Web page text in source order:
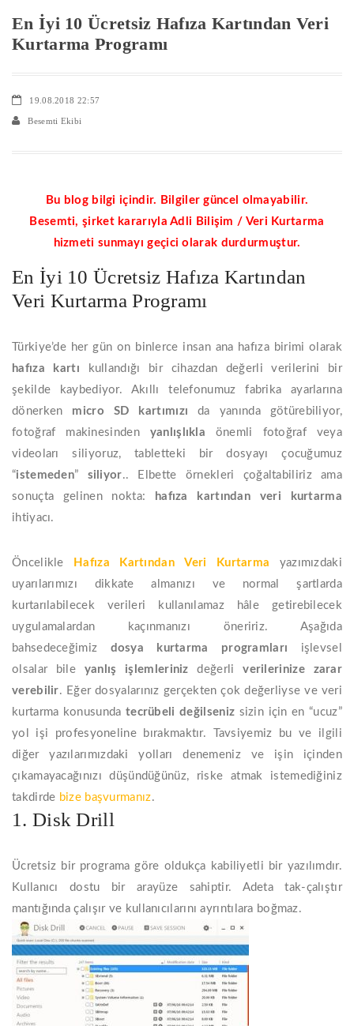
En İyi 10 Ücretsiz Hafıza Kartından Veri
Kurtarma Programı
19.08.2018 22:57
Besemti Ekibi
Bu blog bilgi içindir. Bilgiler güncel olmayabilir.
Besemti, şirket kararıyla Adli Bilişim / Veri Kurtarma
hizmeti sunmayı geçici olarak durdurmuştur.
En İyi 10 Ücretsiz Hafıza Kartından
Veri Kurtarma Programı
Türkiye’de her gün on binlerce insan ana hafıza birimi olarak
hafıza
kartı kullandığı bir cihazdan değerli verilerini bir
şekilde kaybediyor. Akıllı telefonumuz fabrika ayarlarına
dönerken micro SD kartımızı da yanında götürebiliyor,
fotoğraf makinesinden yanlışlıkla önemli fotoğraf veya
videoları siliyoruz, tabletteki bir dosyayı çocuğumuz
“istemeden” siliyor.. Elbette örnekleri çoğaltabiliriz ama
sonuçta gelinen nokta:
hafıza kartından veri
kurtarma
ihtiyacı.
Öncelikle Hafıza Kartından Veri Kurtarma yazımızdaki
uyarılarımızı dikkate almanızı ve normal şartlarda
kurtarılabilecek verileri kullanılamaz hâle getirebilecek
uygulamalardan kaçınmanızı öneririz. Aşağıda
bahsedeceğimiz dosya kurtarma programları işlevsel
olsalar bile yanlış işlemleriniz değerliverilerinize zarar
verebilir. Eğer dosyalarınız gerçekten çok değerliyse ve veri
kurtarma konusunda tecrübeli değilseniz sizin için en “ucuz”
yol işi profesyoneline bırakmaktır. Tavsiyemiz bu ve ilgili
diğer yazılarımızdaki yolları denemeniz ve işin içinden
çıkamayacağınızı düşündüğünüz, riske atmak istemediğiniz
takdirde bize başvurmanız.
1. Disk Drill
Ücretsiz bir programa göre oldukça kabiliyetli bir yazılımdır.
Kullanıcı dostu bir arayüze sahiptir. Adeta tak-çalıştır
mantığında çalışır ve kullanıcılarını ayrıntılara boğmaz.